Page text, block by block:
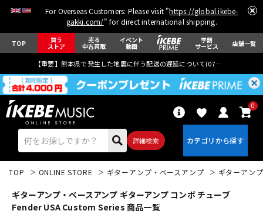
For Overseas Customers: Please visit "https://global.ikebe-
gakki.com/" for direct international shipping.
TOP 買う
ストア
売る
中古買取
イベント
動画
学割
サービス 店舗一覧
【重要】熊本県で発生した地震に伴う配送の遅延について(07月29日
詳細検索
0
TOP ONLINE STORE ギターアンプ・ベースアンプ ギターアンプ
ギターアンプ・ベースアンプ ギターアンプ コンボ チューブ
Fender USA Custom Series 商品一覧